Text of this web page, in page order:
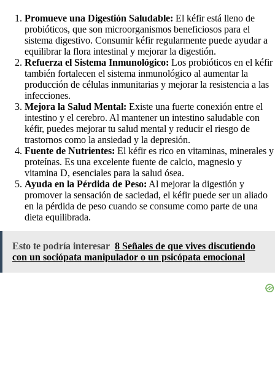
Promueve una Digestión Saludable: El kéfir está lleno de
probióticos, que son microorganismos beneficiosos para el
sistema digestivo. Consumir kéfir regularmente puede ayudar a
equilibrar la flora intestinal y mejorar la digestión.
Refuerza el Sistema Inmunológico: Los probióticos en el kéfir
también fortalecen el sistema inmunológico al aumentar la
producción de células inmunitarias y mejorar la resistencia a las
infecciones.
Mejora la Salud Mental: Existe una fuerte conexión entre el
intestino y el cerebro. Al mantener un intestino saludable con
kéfir, puedes mejorar tu salud mental y reducir el riesgo de
trastornos como la ansiedad y la depresión.
Fuente de Nutrientes: El kéfir es rico en vitaminas, minerales y
proteínas. Es una excelente fuente de calcio, magnesio y
vitamina D, esenciales para la salud ósea.
Ayuda en la Pérdida de Peso: Al mejorar la digestión y
promover la sensación de saciedad, el kéfir puede ser un aliado
en la pérdida de peso cuando se consume como parte de una
dieta equilibrada.
Esto te podría interesar 8 Señales de que vives discutiendo
con un sociópata manipulador o un psicópata emocional